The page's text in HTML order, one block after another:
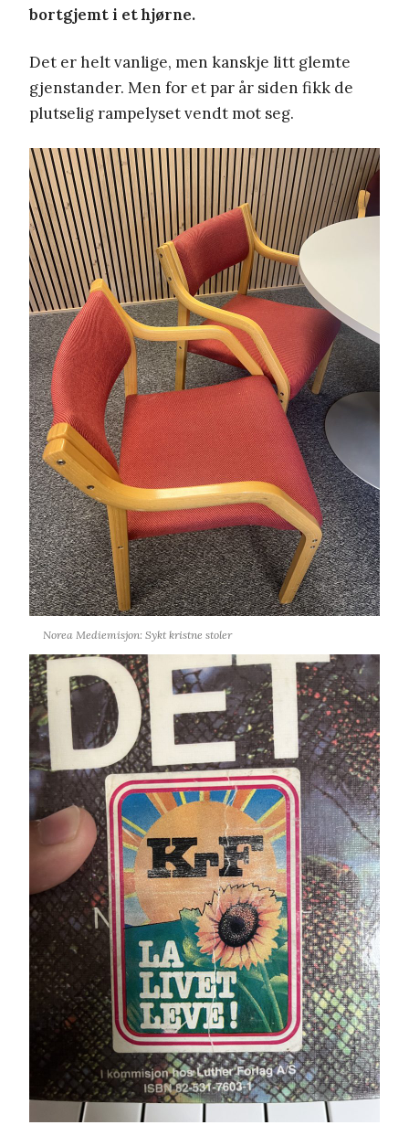
bortgjemt i et hjørne.
Det er helt vanlige, men kanskje litt glemte
gjenstander. Men for et par år siden fikk de
plutselig rampelyset vendt mot seg.
Norea Mediemisjon: Sykt kristne stoler